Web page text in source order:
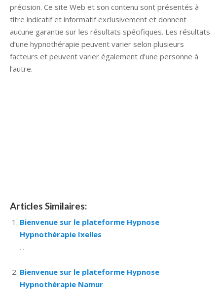
précision. Ce site Web et son contenu sont présentés à
titre indicatif et informatif exclusivement et donnent
aucune garantie sur les résultats spécifiques. Les résultats
d’une hypnothérapie peuvent varier selon plusieurs
facteurs et peuvent varier également d’une personne à
l’autre.
Articles Similaires:
Bienvenue sur le plateforme Hypnose
Hypnothérapie Ixelles
Bienvenue sur le plateforme Hypnose
Hypnothérapie Namur